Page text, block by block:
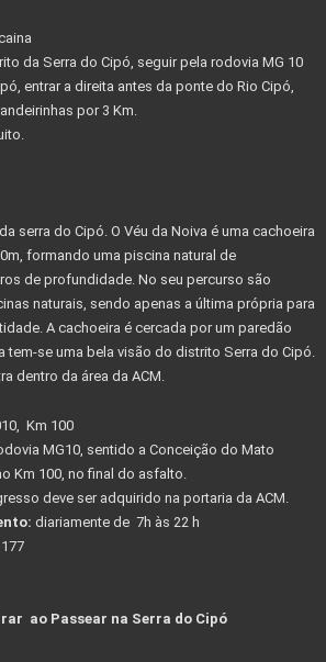
da Serra do Cipó, seguir pela rodovia MG 10
entrar a direita antes da ponte do Rio Cipó,
por 3 Km.
serra do Cipó. O Véu da Noiva é uma cachoeira
formando uma piscina natural de
de profundidade. No seu percurso são
naturais, sendo apenas a última própria para
A cachoeira é cercada por um paredão
tem-se uma bela visão do distrito Serra do Cipó.
dentro da área da ACM.
Km 100
MG10, sentido a Conceição do Mato
Km 100, no final do asfalto.
deve ser adquirido na portaria da ACM.
diariamente de 7h às 22 h
ao Passear na Serra do Cipó